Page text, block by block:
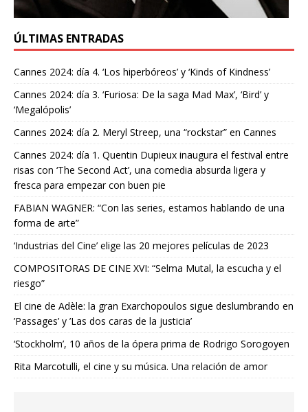
ÚLTIMAS ENTRADAS
Cannes 2024: día 4. ‘Los hiperbóreos’ y ‘Kinds of Kindness’
Cannes 2024: día 3. ‘Furiosa: De la saga Mad Max’, ‘Bird’ y
‘Megalópolis’
Cannes 2024: día 2. Meryl Streep, una “rockstar” en Cannes
Cannes 2024: día 1. Quentin Dupieux inaugura el festival entre
risas con ‘The Second Act’, una comedia absurda ligera y
fresca para empezar con buen pie
FABIAN WAGNER: “Con las series, estamos hablando de una
forma de arte”
‘Industrias del Cine’ elige las 20 mejores películas de 2023
COMPOSITORAS DE CINE XVI: “Selma Mutal, la escucha y el
riesgo”
El cine de Adèle: la gran Exarchopoulos sigue deslumbrando en
’Passages’ y ’Las dos caras de la justicia’
‘Stockholm’, 10 años de la ópera prima de Rodrigo Sorogoyen
Rita Marcotulli, el cine y su música. Una relación de amor